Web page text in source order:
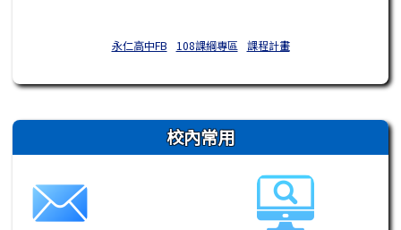
永仁高中FB 108課綱專區 課程計畫
右邊區域內容 校內常用